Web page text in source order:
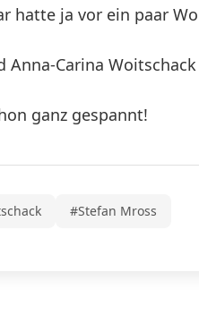
hatte ja vor ein paar
Anna-Carina
ganz gespannt!
#Stefan Mross